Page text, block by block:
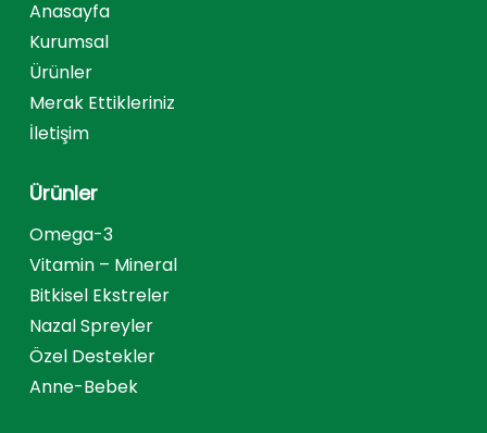
Anasayfa
Kurumsal
Ürünler
Merak Ettikleriniz
İletişim
Ürünler
Omega-3
Vitamin – Mineral
Bitkisel Ekstreler
Nazal Spreyler
Özel Destekler
Anne-Bebek